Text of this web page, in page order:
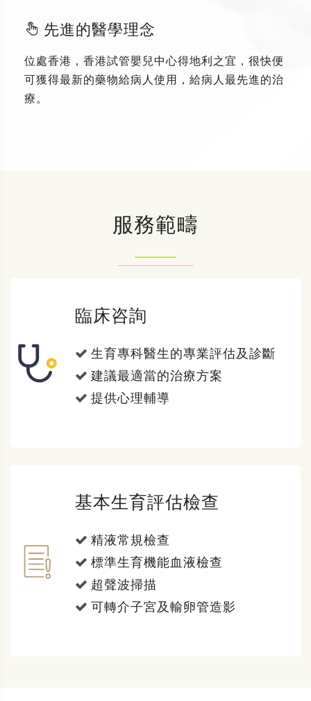
先進的醫學理念
位處香港，香港試管嬰兒中心得地利之宜，很快便
可獲得最新的藥物給病人使用，給病人最先進的治
療。
服務範疇
臨床咨詢
生育專科醫生的專業評估及診斷
建議最適當的治療方案
提供心理輔導
基本生育評估檢查
精液常規檢查
標準生育機能血液檢查
超聲波掃描
可轉介子宮及輸卵管造影